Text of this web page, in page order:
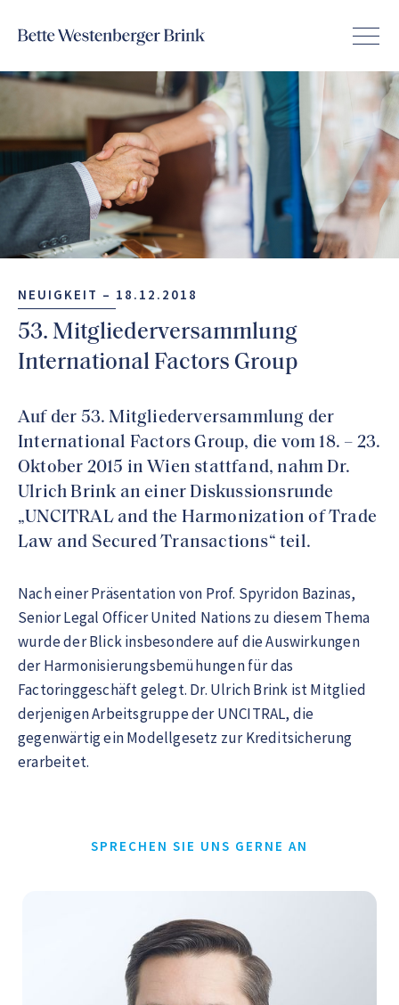
NEUIGKEIT – 18.12.2018
53. Mitgliederversammlung
International Factors Group
Auf der 53. Mitgliederversammlung der
International Factors Group, die vom 18. – 23.
Oktober 2015 in Wien stattfand, nahm Dr.
Ulrich Brink an einer Diskussionsrunde
„UNCITRAL and the Harmonization of Trade
Law and Secured Transactions“ teil.
Nach einer Präsentation von Prof. Spyridon Bazinas,
Senior Legal Officer United Nations zu diesem Thema
wurde der Blick insbesondere auf die Auswirkungen
der Harmonisierungsbemühungen für das
Factoringgeschäft gelegt. Dr. Ulrich Brink ist Mitglied
derjenigen Arbeitsgruppe der UNCITRAL, die
gegenwärtig ein Modellgesetz zur Kreditsicherung
erarbeitet.
SPRECHEN SIE UNS GERNE AN